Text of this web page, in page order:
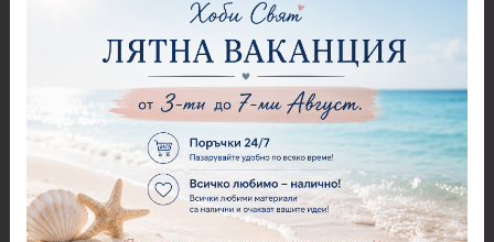
Фина оризова декупажна
29.см. - 28гр.
Декупажна хартия - Други
Антични пасти
Вакс пасти
Грунд, Основи, Релефни
пасти
Зимни
Рисуване
Грунд и почистващи
разтвори
Платна за рисуване
Стативи и поставки
Четки и инструменти